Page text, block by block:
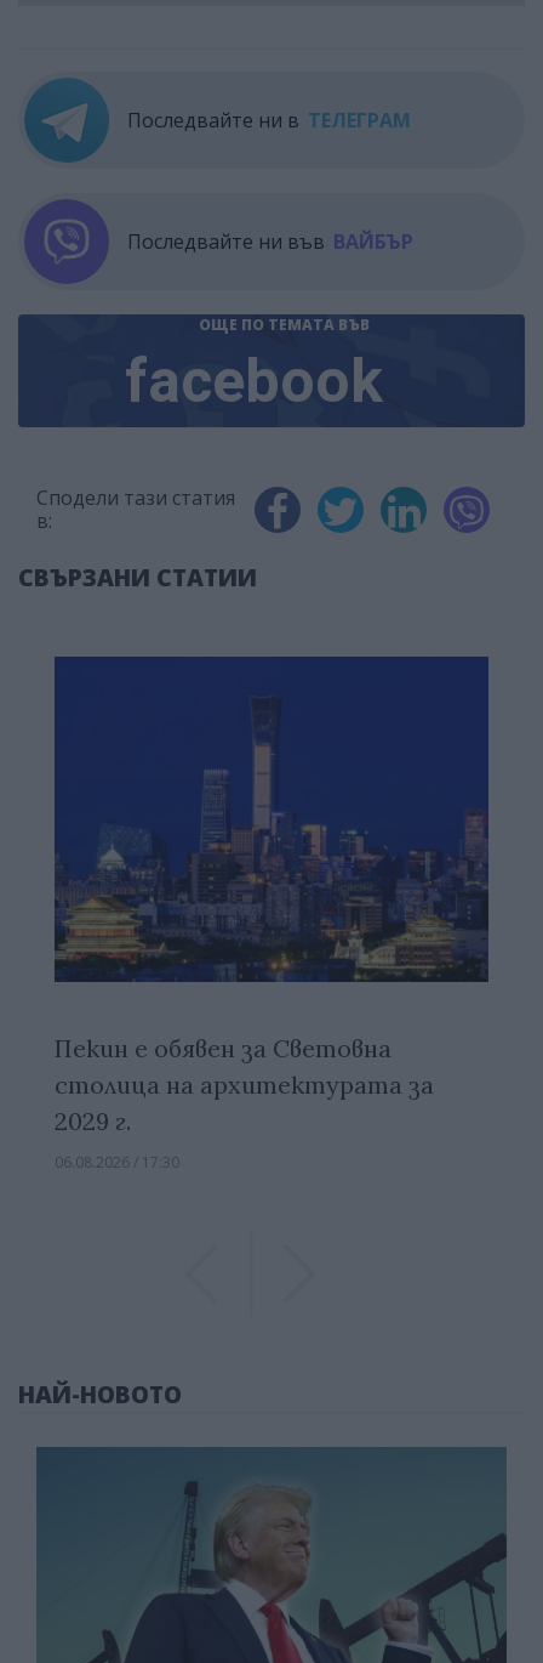
Последвайте ни в ТЕЛЕГРАМ
Последвайте ни във ВАЙБЪР
ОЩЕ ПО ТЕМАТА ВЪВ
facebook
Сподели тази статия
в:
СВЪРЗАНИ СТАТИИ
Пекин е обявен за Световна
столица на архитектурата за
2029 г.
06.08.2026 / 17:30
НАЙ-НОВОТО